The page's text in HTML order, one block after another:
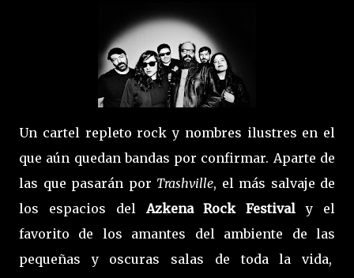
Un cartel repleto rock y nombres ilustres en el
que aún quedan bandas por confirmar. Aparte de
las que pasarán por Trashville, el más salvaje de
los espacios delAzkena Rock Festival y el
favorito de los amantes del ambiente de las
pequeñas y oscuras salas de toda la vida,